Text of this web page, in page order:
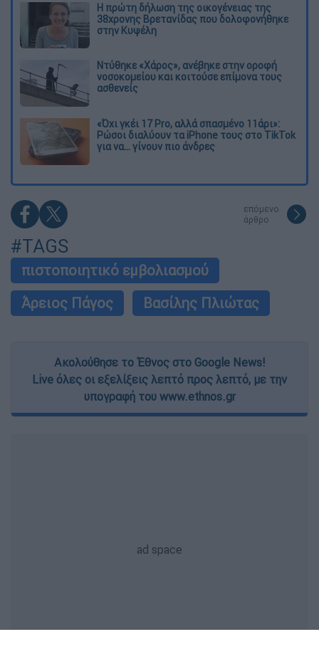
Η πρώτη δήλωση της οικογένειας της
38χρονης Βρετανίδας που δολοφονήθηκε
στην Κυψέλη
Ντύθηκε «Χάρος», ανέβηκε στην οροφή
νοσοκομείου και κοιτούσε επίμονα τους
ασθενείς
«Όχι γκέι 17 Pro, αλλά σπασμένο 11άρι»:
Ρώσοι διαλύουν τα iPhone τους στο TikTok
για να... γίνουν πιο άνδρες
επόμενο
άρθρο
#TAGS
πιστοποιητικό εμβολιασμού
Άρειος Πάγος
Βασίλης Πλιώτας
Ακολούθησε το Έθνος στο Google News!
Live όλες οι εξελίξεις λεπτό προς λεπτό, με την
υπογραφή του www.ethnos.gr